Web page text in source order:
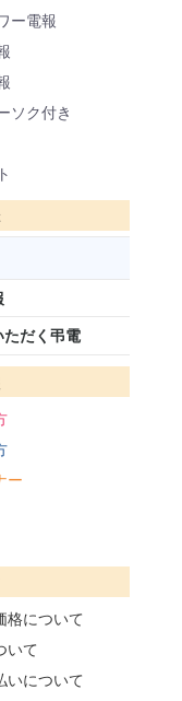
ー電報
ソク付き
ただく弔電
ー
格について
いて
いについて